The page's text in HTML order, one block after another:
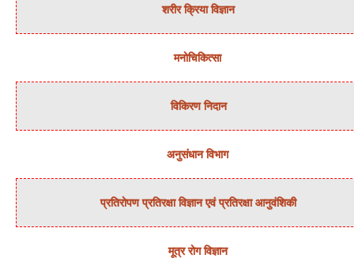
शरीर क्रिया विज्ञान
मनोचिकित्‍सा
विकिरण निदान
अनुसंधान विभाग
प्रतिरोपण प्रतिरक्षा विज्ञान एवं प्रतिरक्षा आनुवंशिकी
मूत्र रोग विज्ञान